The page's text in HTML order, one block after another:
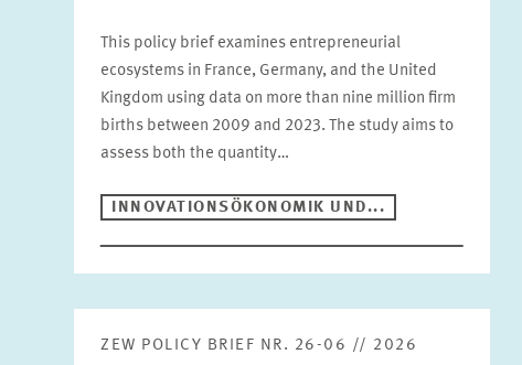
This policy brief examines entrepreneurial
ecosystems in France, Germany, and the United
Kingdom using data on more than nine million firm
births between 2009 and 2023. The study aims to
assess both the quantity…
INNOVATIONSÖKONOMIK UND...
ZEW POLICY BRIEF NR. 26-06 // 2026